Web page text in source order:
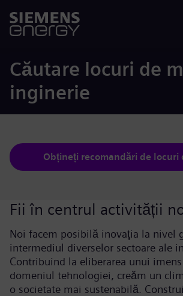
Căutare locuri de
inginerie
Obțineți recomandări de locuri
Fii în centrul activității
Noi facem posibilă inovaţia la nivel
intermediul diverselor sectoare ale
Contribuind la eliberarea unui
domeniul tehnologiei, creăm un
o societate mai sustenabilă.